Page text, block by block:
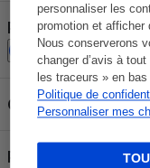
personnaliser les
promotion et afficher
Nous conserverons
changer d’avis à
les traceurs » en
Politique de
Personnaliser mes
Puissance utile
Code EAN
Pays de